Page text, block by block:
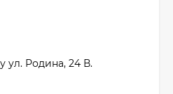
ул. Родина, 24 В.